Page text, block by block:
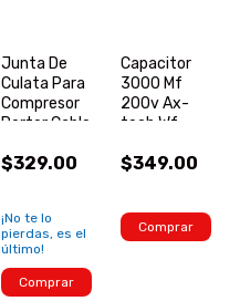
Junta De
Culata Para
Compresor
Porter Cable
Zd24819
$329.00
¡No te lo
pierdas, es el
último!
Comprar
Capacitor
3000 Mf
200v Ax-
tech Wf-
$349.00
Comprar